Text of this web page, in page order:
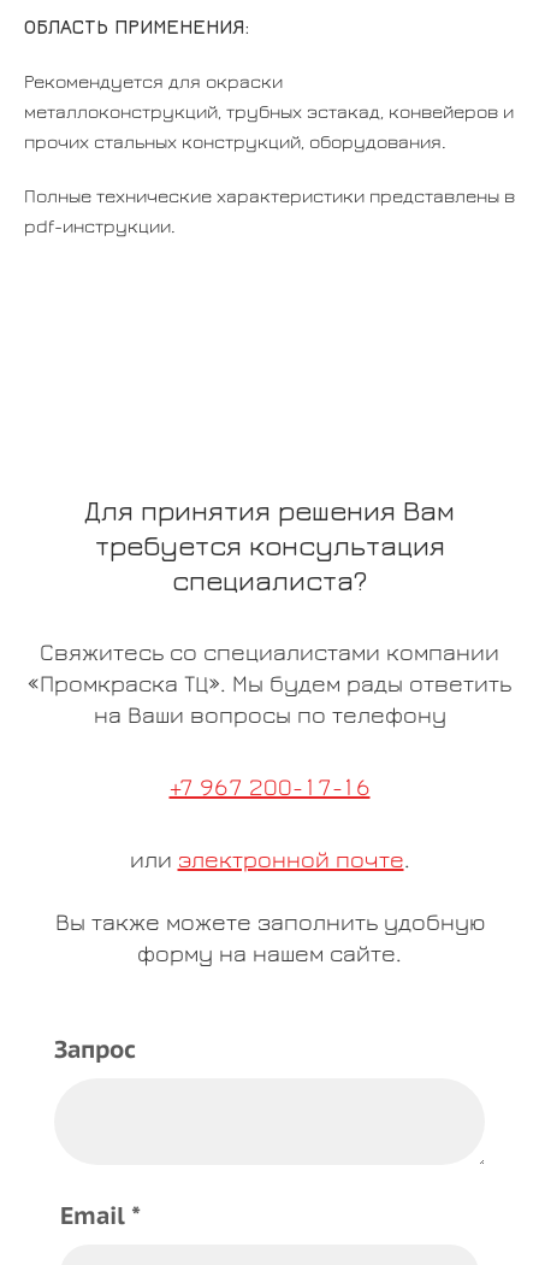
ОБЛАСТЬ ПРИМЕНЕНИЯ:
Рекомендуется для окраски
металлоконструкций, трубных эстакад, конвейеров и
прочих стальных конструкций, оборудования.
Полные технические характеристики представлены в
pdf-инструкции.
Для принятия решения Вам
требуется консультация
специалиста?
Свяжитесь со специалистами компании
«Промкраска ТЦ». Мы будем рады ответить
на Ваши вопросы по телефону
+7 967 200-17-16
или электронной почте.
Вы также можете заполнить удобную
форму на нашем сайте.
Запрос
Email *